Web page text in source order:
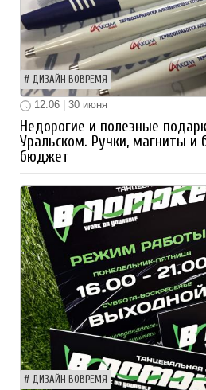
ДИЗАЙН ВОВРЕМЯ
12:06 | 30 июня
Недорогие и полезные
Уральском. Ручки, магниты и
бюджет
ДИЗАЙН ВОВРЕМЯ